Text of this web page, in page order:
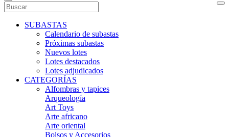
SUBASTAS
Calendario de subastas
Próximas subastas
Nuevos lotes
Lotes destacados
Lotes adjudicados
CATEGORÍAS
Alfombras y tapices
Arqueología
Art Toys
Arte africano
Arte oriental
Bolsos y Accesorios